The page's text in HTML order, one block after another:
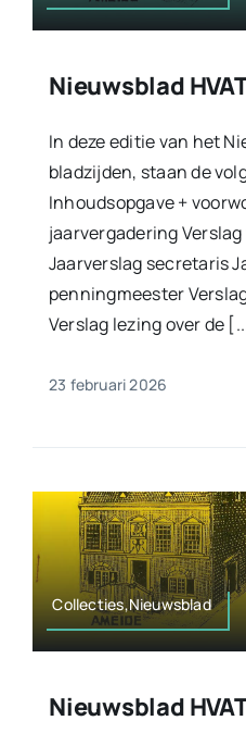
Nieuwsblad
In deze editie van het
bladzijden, staan de
Inhoudsopgave +
jaarvergadering
Jaarverslag secretaris
penningmeester
Verslag lezing over de
23 februari 2026
Collecties,Nieuwsblad
Nieuwsblad